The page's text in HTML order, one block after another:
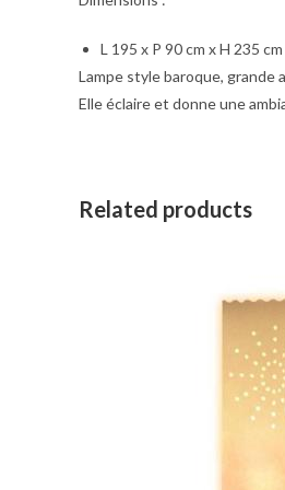
L 195 x P 90 cm x H 235 cm
Lampe style baroque, grande
Elle éclaire et donne une
Related products